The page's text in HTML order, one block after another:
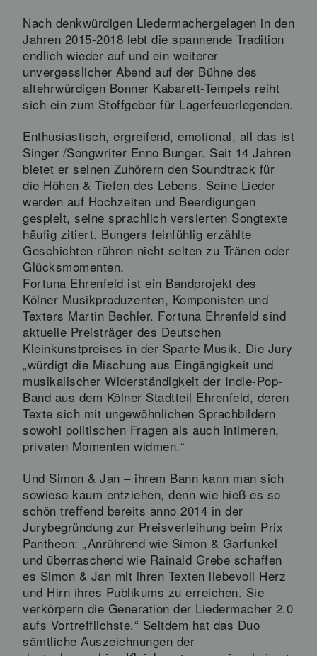
Nach denkwürdigen Liedermachergelagen in den
Jahren 2015-2018 lebt die spannende Tradition
endlich wieder auf und ein weiterer
unvergesslicher Abend auf der Bühne des
altehrwürdigen Bonner Kabarett-Tempels reiht
sich ein zum Stoffgeber für Lagerfeuerlegenden.
Enthusiastisch, ergreifend, emotional, all das ist
Singer /Songwriter Enno Bunger. Seit 14 Jahren
bietet er seinen Zuhörern den Soundtrack für
die Höhen & Tiefen des Lebens. Seine Lieder
werden auf Hochzeiten und Beerdigungen
gespielt, seine sprachlich versierten Songtexte
häufig zitiert. Bungers feinfühlig erzählte
Geschichten rühren nicht selten zu Tränen oder
Glücksmomenten.
Fortuna Ehrenfeld ist ein Bandprojekt des
Kölner Musikproduzenten, Komponisten und
Texters Martin Bechler. Fortuna Ehrenfeld sind
aktuelle Preisträger des Deutschen
Kleinkunstpreises in der Sparte Musik. Die Jury
„würdigt die Mischung aus Eingängigkeit und
musikalischer Widerständigkeit der Indie-Pop-
Band aus dem Kölner Stadtteil Ehrenfeld, deren
Texte sich mit ungewöhnlichen Sprachbildern
sowohl politischen Fragen als auch intimeren,
privaten Momenten widmen.“
Und Simon & Jan – ihrem Bann kann man sich
sowieso kaum entziehen, denn wie hieß es so
schön treffend bereits anno 2014 in der
Jurybegründung zur Preisverleihung beim Prix
Pantheon: „Anrührend wie Simon & Garfunkel
und überraschend wie Rainald Grebe schaffen
es Simon & Jan mit ihren Texten liebevoll Herz
und Hirn ihres Publikums zu erreichen. Sie
verkörpern die Generation der Liedermacher 2.0
aufs Vortrefflichste.“ Seitdem hat das Duo
sämtliche Auszeichnungen der